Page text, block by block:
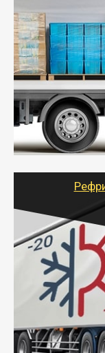
Газель (1,5 и
от
- Экономный
другой город -
дешевле.
- Тайгер
для
Газель (1,5 и
-
соблюдением
термописцем,